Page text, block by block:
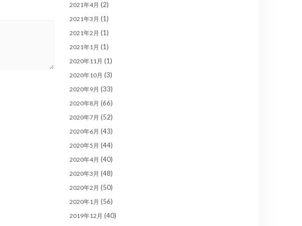
2021年4月 (2)
2021年3月 (1)
2021年2月 (1)
2021年1月 (1)
2020年11月 (1)
2020年10月 (3)
2020年9月 (33)
2020年8月 (66)
2020年7月 (52)
2020年6月 (43)
2020年5月 (44)
2020年4月 (40)
2020年3月 (48)
2020年2月 (50)
2020年1月 (56)
2019年12月 (40)